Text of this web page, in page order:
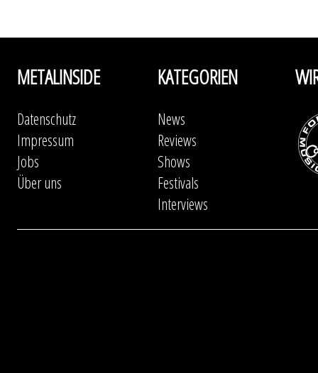
METALINSIDE
Datenschutz
Impressum
Jobs
Über uns
KATEGORIEN
News
Reviews
Shows
Festivals
Interviews